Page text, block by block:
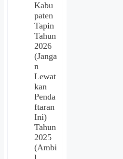
Kabu
paten
Tapin
Tahun
2026
(Janga
n
Lewat
kan
Penda
ftaran
Ini)
Tahun
2025
(Ambi